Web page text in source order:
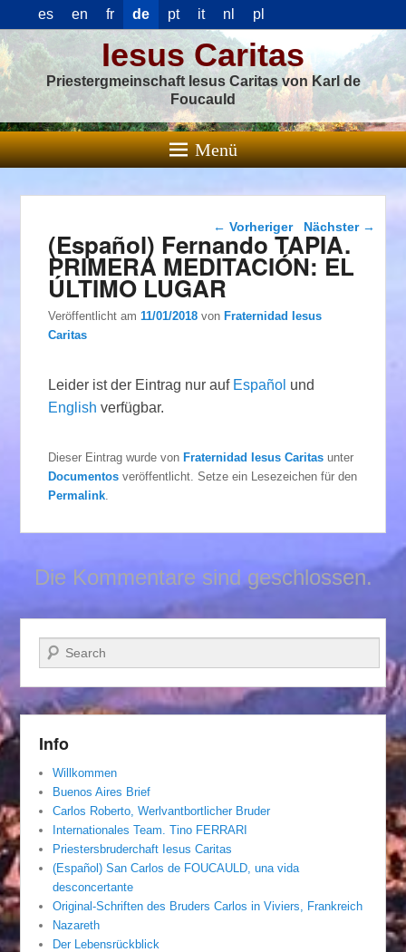
es en fr de pt it nl pl
Iesus Caritas
Priestergmeinschaft Iesus Caritas von Karl de
Foucauld
Menü
Beitragsnavigation
← Vorheriger Nächster →
(Español) Fernando TAPIA.
PRIMERA MEDITACIÓN: EL
ÚLTIMO LUGAR
Veröffentlicht am11/01/2018 vonFraternidad Iesus
Caritas
Leider ist der Eintrag nur auf Español und
English verfügbar.
Dieser Eintrag wurde vonFraternidad Iesus Caritas unter
Documentos veröffentlicht. Setze ein Lesezeichen für den
Permalink
Die Kommentare sind geschlossen.
Suchen
Info
Willkommen
Buenos Aires Brief
Carlos Roberto, Werlvantbortlicher Bruder
Internationales Team. Tino FERRARI
Priestersbruderchaft Iesus Caritas
(Español) San Carlos de FOUCAULD, una vida
desconcertante
Original-Schriften des Bruders Carlos in Viviers, Frankreich
Nazareth
Der Lebensrückblick